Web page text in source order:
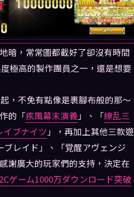
暗，常常圖都截好了卻沒有時間
極高的製作團員之一，還是想要
，不免有點像是裹腳布般的那～
的「疾風幕末演義」、「繚乱三
イブナイツ」，再加上其他三款遊
レイド」、「覚醒アヴェンジ
謝廣大的玩家們的支持，決定在
ゲーム1000万ダウンロード突破